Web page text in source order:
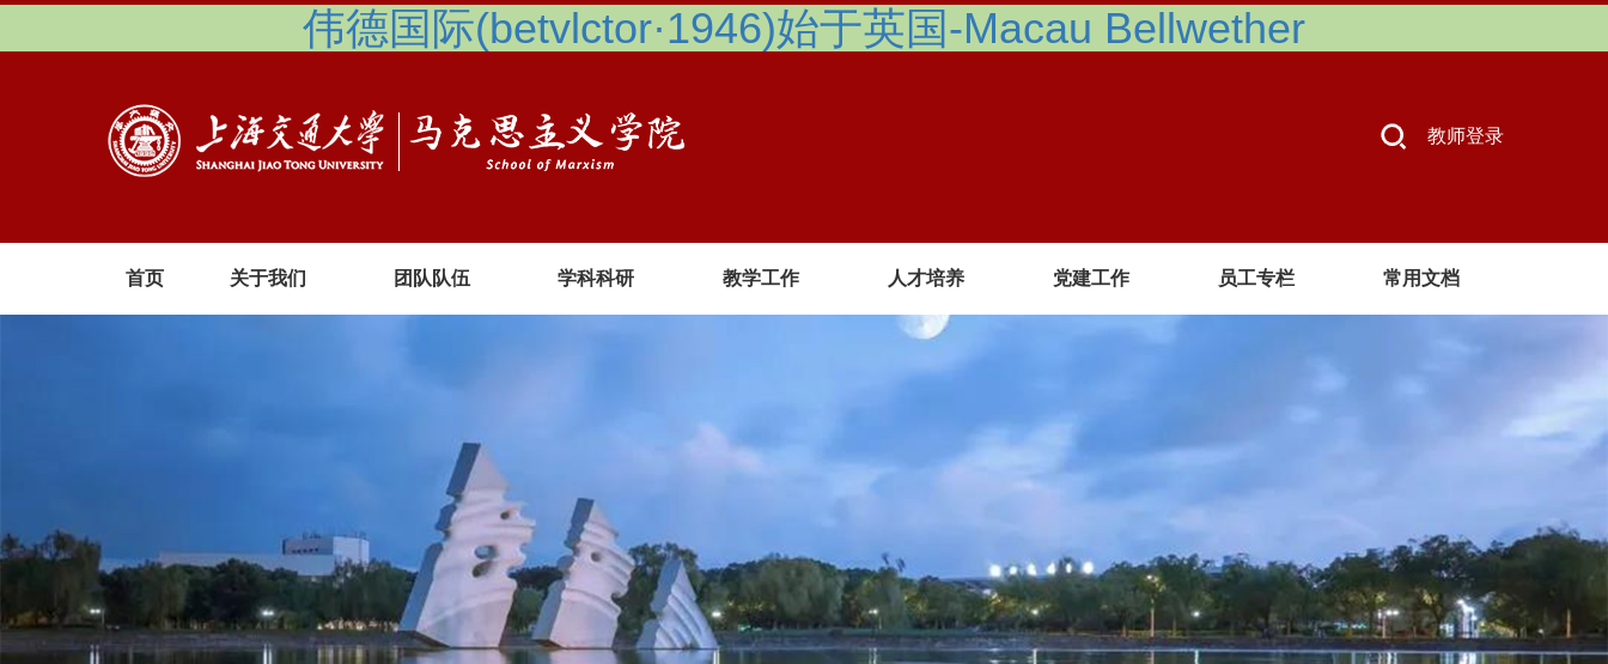
伟德国际(betvlctor·1946)始于英国-Macau Bellwether
教师登录
首页 关于我们 团队队伍 学科科研 教学工作 人才培养 党建工作 员工专栏 常用文档